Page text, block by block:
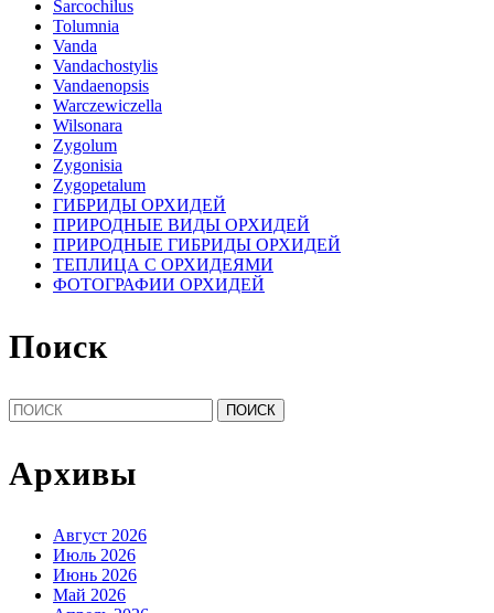
Sarcochilus
Tolumnia
Vanda
Vandachostylis
Vandaenopsis
Warczewiczella
Wilsonara
Zygolum
Zygonisia
Zygopetalum
ГИБРИДЫ ОРХИДЕЙ
ПРИРОДНЫЕ ВИДЫ ОРХИДЕЙ
ПРИРОДНЫЕ ГИБРИДЫ ОРХИДЕЙ
ТЕПЛИЦА С ОРХИДЕЯМИ
ФОТОГРАФИИ ОРХИДЕЙ
Поиск
Найти:
Архивы
Август 2026
Июль 2026
Июнь 2026
Май 2026